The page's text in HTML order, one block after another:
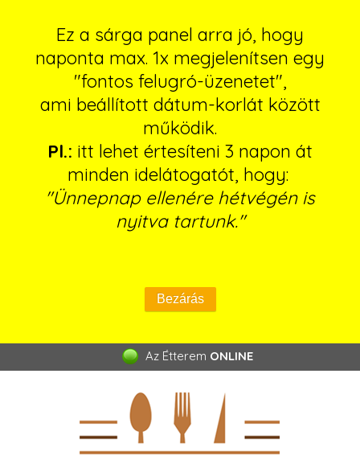
Ez a sárga panel arra jó, hogy
naponta max. 1x megjelenítsen egy
"fontos felugró-üzenetet",
ami beállított dátum-korlát között
működik.
Pl.: itt lehet értesíteni 3 napon át
minden idelátogatót, hogy:
"Ünnepnap ellenére hétvégén is
nyitva tartunk."
Az Étterem ONLINE